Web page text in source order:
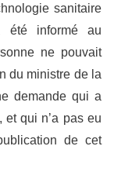
sanitaire
été informé au
ne pouvait
du ministre de la
demande qui a
qui n’a pas eu
de cet